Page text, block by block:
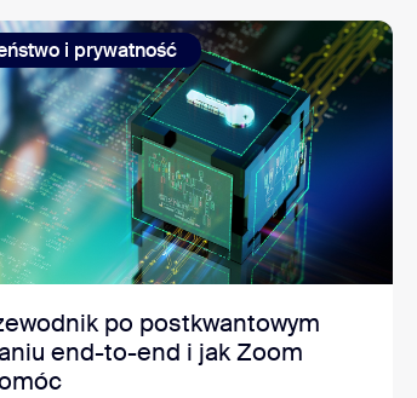
i prywatność
po postkwantowym
end-to-end i jak Zoom